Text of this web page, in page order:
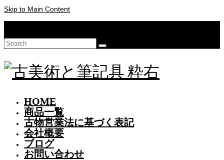
Skip to Main Content
Search
HOME
商品一覧
古物営業法に基づく表記
会社概要
ブログ
お問い合わせ